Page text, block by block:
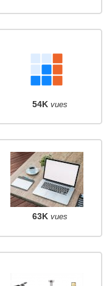
54K vues
63K vues